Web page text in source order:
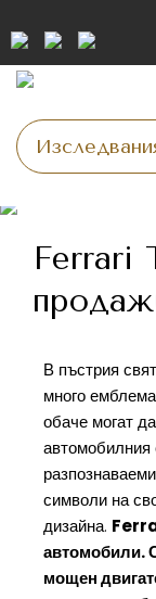
Ferrari
В пъстрия
много
обаче могат
автомобилния
символи на
дизайна.
автомобили.
мощен